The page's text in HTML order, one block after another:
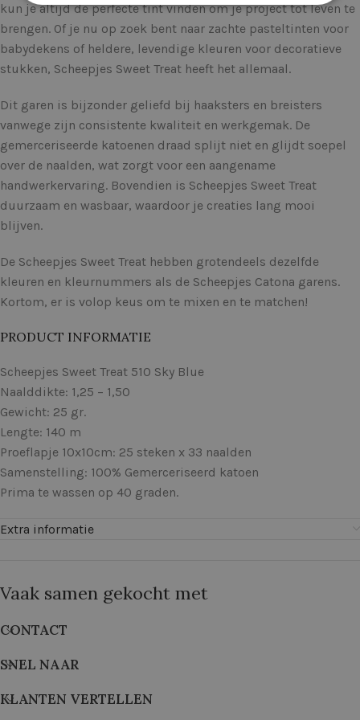
kun je altijd de perfecte tint vinden om je project tot leven te
brengen. Of je nu op zoek bent naar zachte pasteltinten voor
babydekens of heldere, levendige kleuren voor decoratieve
stukken, Scheepjes Sweet Treat heeft het allemaal.
Dit garen is bijzonder geliefd bij haaksters en breisters
vanwege zijn consistente kwaliteit en werkgemak. De
gemerceriseerde katoenen draad splijt niet en glijdt soepel
over de naalden, wat zorgt voor een aangename
handwerkervaring. Bovendien is Scheepjes Sweet Treat
duurzaam en wasbaar, waardoor je creaties lang mooi
blijven.
De Scheepjes Sweet Treat hebben grotendeels dezelfde
kleuren en kleurnummers als de Scheepjes Catona garens.
Kortom, er is volop keus om te mixen en te matchen!
PRODUCT INFORMATIE
Scheepjes Sweet Treat 510 Sky Blue
Naalddikte: 1,25 – 1,50
Gewicht: 25 gr.
Lengte: 140 m
Proeflapje 10x10cm: 25 steken x 33 naalden
Samenstelling: 100% Gemerceriseerd katoen
Prima te wassen op 40 graden.
Extra informatie
Vaak samen gekocht met
CONTACT
SNEL NAAR
KLANTEN VERTELLEN